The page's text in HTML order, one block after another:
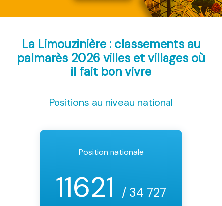
La Limouzinière : classements au
palmarès 2026 villes et villages où
il fait bon vivre
Positions au niveau national
Position nationale
11621 / 34 727